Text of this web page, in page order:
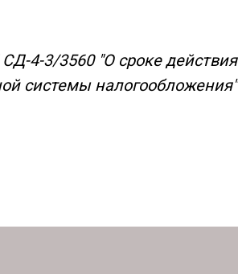
4-3/3560 "О сроке действия
системы налогообложения"